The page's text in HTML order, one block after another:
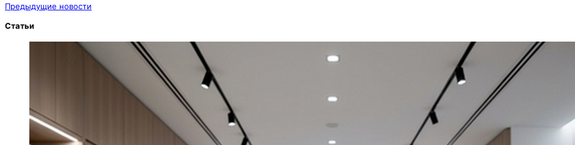
Предыдущие новости
Статьи